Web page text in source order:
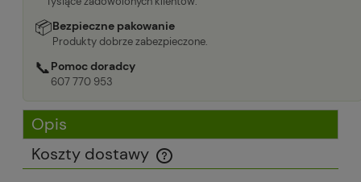
📦Bezpieczne pakowanie
Produkty dobrze zabezpieczone.
📞Pomoc doradcy
607 770 953
Opis
Koszty dostawy
Cena nie zawiera ewentualnych kosztów płatności